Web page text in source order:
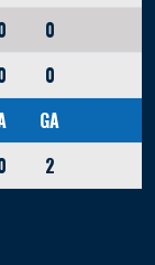
0
0
GA
2